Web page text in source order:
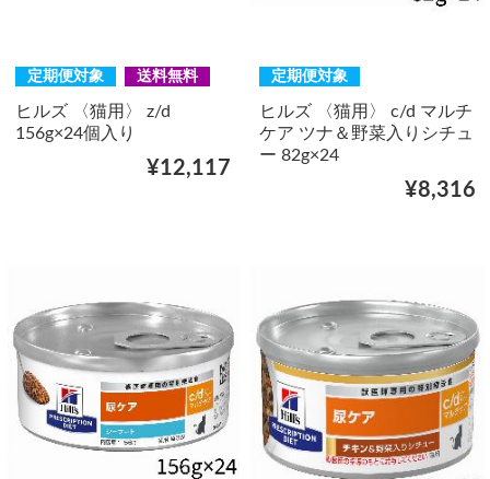
定期便対象 送料無料
ヒルズ 〈猫用〉 z/d
156g×24個入り
¥12,117
定期便対象
ヒルズ 〈猫用〉 c/d マルチ
ケア ツナ＆野菜入りシチュ
ー 82g×24
¥8,316